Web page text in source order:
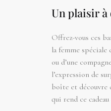
Un plaisir
Offrez-vous ces
la femme spéciale
ou d’une
l’expression de
boîte et découvre
qui rend ce